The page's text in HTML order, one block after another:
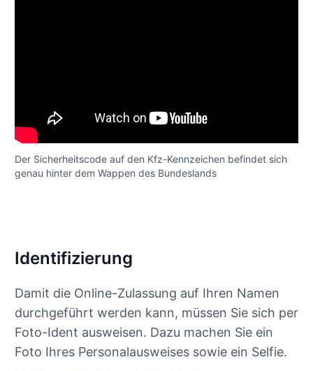
Der Sicherheitscode auf den Kfz-Kennzeichen befindet sich
genau hinter dem Wappen des Bundeslands
Identifizierung
Damit die Online-Zulassung auf Ihren Namen
durchgeführt werden kann, müssen Sie sich per
Foto-Ident ausweisen. Dazu machen Sie ein
Foto Ihres Personalausweises sowie ein Selfie.